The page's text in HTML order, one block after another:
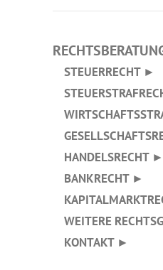
STEUERRECHT ►
HANDELSRECHT ►
BANKRECHT ►
WEITERE
KONTAKT ►